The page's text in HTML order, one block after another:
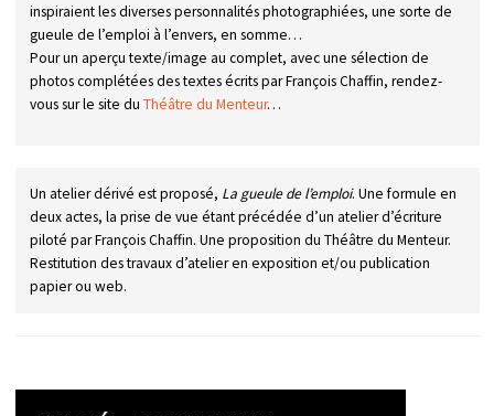
inspiraient les diverses personnalités photographiées, une sorte de
gueule de l’emploi à l’envers, en somme…
Pour un aperçu texte/image au complet, avec une sélection de
photos complétées des textes écrits par François Chaffin, rendez-
vous sur le site du Théâtre du Menteur…
Un atelier dérivé est proposé, La gueule de l’emploi. Une formule en
deux actes, la prise de vue étant précédée d’un atelier d’écriture
piloté par François Chaffin. Une proposition du Théâtre du Menteur.
Restitution des travaux d’atelier en exposition et/ou publication
papier ou web.